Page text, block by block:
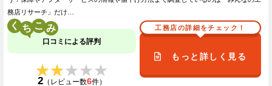
務店リサーチ」だけ…
く こ
口コミによる評判
★★★★★
★★★★★
2（レビュー数6件）
工務店の詳細をチェック！
もっと詳しく見る